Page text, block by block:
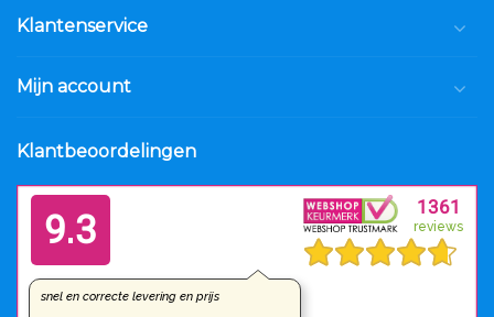
Klantenservice
Mijn account
Klantbeoordelingen